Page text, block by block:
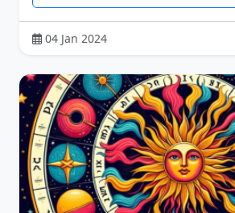
04 Jan 2024